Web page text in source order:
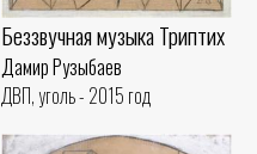
Беззвучная музыка Триптих
Дамир Рузыбаев
ДВП, уголь - 2015 год